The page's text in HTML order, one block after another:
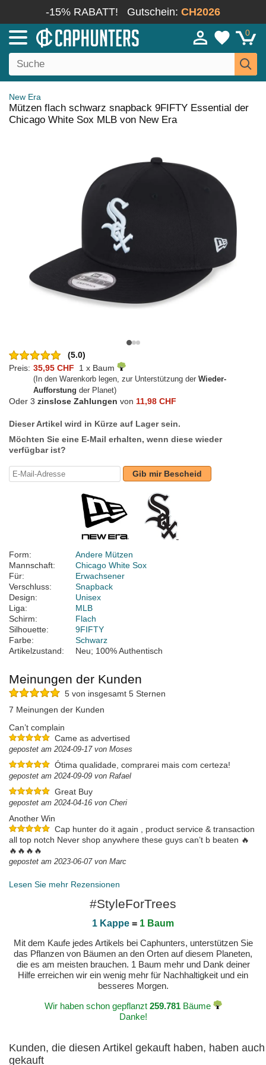
-15% RABATT! Gutschein: CH2026
0
New Era
Mützen flach schwarz snapback 9FIFTY Essential der
Chicago White Sox MLB von New Era
(5.0)
Preis: 35,95 CHF 1 x Baum
(In den Warenkorb legen, zur Unterstützung der Wieder-
Aufforstung der Planet)
Oder 3 zinslose Zahlungen von 11,98 CHF
Dieser Artikel wird in Kürze auf Lager sein.
Möchten Sie eine E-Mail erhalten, wenn diese wieder
verfügbar ist?
Gib mir Bescheid
Form:
Andere Mützen
Mannschaft:
Chicago White Sox
Für:
Erwachsener
Verschluss:
Snapback
Design:
Unisex
Liga:
MLB
Schirm:
Flach
Silhouette:
9FIFTY
Farbe:
Schwarz
Artikelzustand:
Neu; 100% Authentisch
Meinungen der Kunden
5 von insgesamt 5 Sternen
7 Meinungen der Kunden
Can’t complain
Came as advertised
gepostet am 2024-09-17 von Moses
Ótima qualidade, comprarei mais com certeza!
gepostet am 2024-09-09 von Rafael
Great Buy
gepostet am 2024-04-16 von Cheri
Another Win
Cap hunter do it again , product service & transaction
all top notch Never shop anywhere these guys can’t b beaten 🔥
🔥🔥🔥🔥
gepostet am 2023-06-07 von Marc
Lesen Sie mehr Rezensionen
#StyleForTrees
1 Kappe = 1 Baum
Mit dem Kaufe jedes Artikels bei Caphunters, unterstützen Sie
das Pflanzen von Bäumen an den Orten auf diesem Planeten,
die es am meisten brauchen. 1 Baum mehr und Dank deiner
Hilfe erreichen wir ein wenig mehr für Nachhaltigkeit und ein
besseres Morgen.
Wir haben schon gepflanzt 259.781Bäume
Danke!
Kunden, die diesen Artikel gekauft haben, haben auch
gekauft